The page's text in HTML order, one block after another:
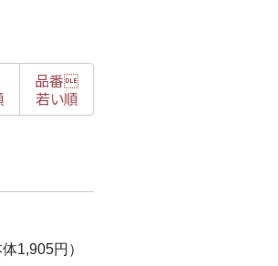
品番
若い順
1,905円）